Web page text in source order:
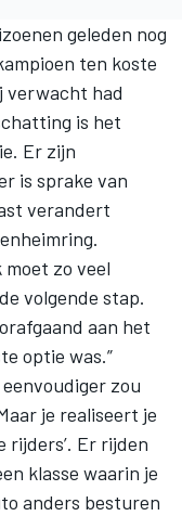
geleden nog
ten koste
verwacht had
is het
Er zijn
is sprake van
verandert
zo veel
volgende stap.
aan het
optie was.”
zou
je realiseert je
rijders’. Er rijden
klasse waarin je
anders besturen